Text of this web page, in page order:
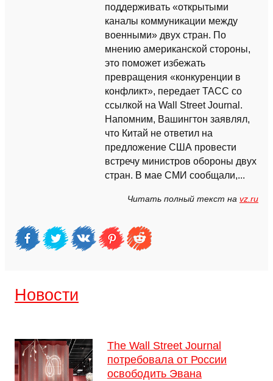
поддерживать «открытыми
каналы коммуникации между
военными» двух стран. По
мнению американской стороны,
это поможет избежать
превращения «конкуренции в
конфликт», передает ТАСС со
ссылкой на Wall Street Journal.
Напомним, Вашингтон заявлял,
что Китай не ответил на
предложение США провести
встречу министров обороны двух
стран. В мае СМИ сообщали,...
Читать полный текст на vz.ru
Новости
The Wall Street Journal
потребовала от России
освободить Эвана